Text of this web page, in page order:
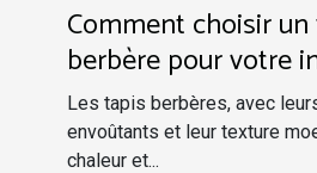
Comment choisir
berbère pour votre
Les tapis berbères, avec
envoûtants et leur texture
chaleur et...